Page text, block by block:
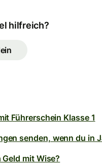
hilfreich?
Führerschein Klasse 1
senden, wenn du in
mit Wise?